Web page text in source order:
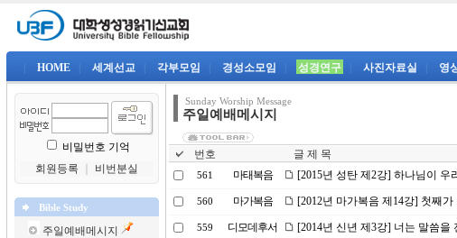
HOME 세계선교 각부모임 경성소모임 성경연구 사진자료실 영
비밀번호 기억
회원등록
비번분실
Bible Study
주일예배메시지
Sunday Worship Message
주일예배메시지
번호 글 제 목
561 마태복음 [2015년 성탄 제2강] 하나님이 우
560 마가복음 [2012년 마가복음 제14강] 첫째가
559 디모데후서 [2014년 신년 제3강] 너는 말씀을